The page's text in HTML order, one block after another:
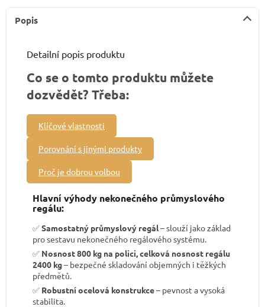
Popis
Detailní popis produktu
Co se o tomto produktu můžete
dozvědět? Třeba:
Klíčové vlastnosti
Porovnání s jinými produkty
Proč je dobrou volbou
Hlavní výhody nekonečného průmyslového
regálu:
✅Samostatný průmyslový regál– slouží jako základ
pro sestavu nekonečného regálového systému.
✅ Nosnost 800 kg na polici, celková nosnost regálu
2400 kg– bezpečné skladování objemných i těžkých
předmětů.
✅ Robustní ocelová konstrukce– pevnost a vysoká
stabilita.